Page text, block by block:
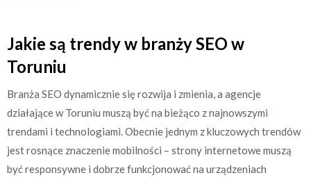
Jakie są trendy w branży SEO w
Toruniu
Branża SEO dynamicznie się rozwija i zmienia, a agencje
działające w Toruniu muszą być na bieżąco z najnowszymi
trendami i technologiami. Obecnie jednym z kluczowych trendów
jest rosnące znaczenie mobilności – strony internetowe muszą
być responsywne i dobrze funkcjonować na urządzeniach